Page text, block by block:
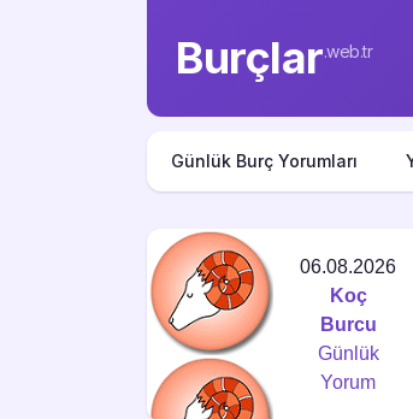
Burçlar.web.tr
Günlük Burç Yorumları
06.08.2026
Koç
Burcu
Günlük
Yorum